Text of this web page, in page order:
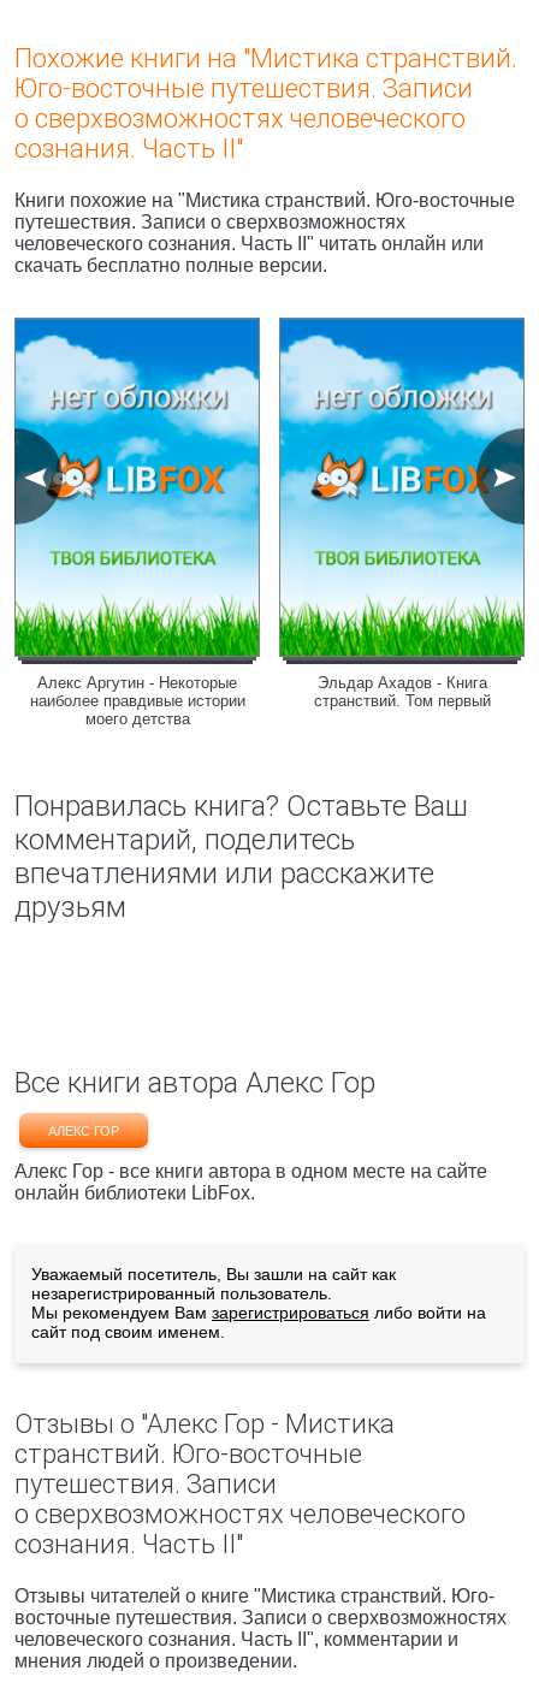
Похожие книги на "Мистика странствий.
Юго-восточные путешествия. Записи
о сверхвозможностях человеческого
сознания. Часть II"
Книги похожие на "Мистика странствий. Юго-восточные
путешествия. Записи о сверхвозможностях
человеческого сознания. Часть II" читать онлайн или
скачать бесплатно полные версии.
Алекс Аргутин - Некоторые
наиболее правдивые истории
моего детства
Эльдар Ахадов - Книга
странствий. Том первый
Понравилась книга? Оставьте Ваш
комментарий, поделитесь
впечатлениями или расскажите
друзьям
Все книги автора Алекс Гор
АЛЕКС ГОР
Алекс Гор - все книги автора в одном месте на сайте
онлайн библиотеки LibFox.
Уважаемый посетитель, Вы зашли на сайт как
незарегистрированный пользователь.
Мы рекомендуем Вам зарегистрироваться либо войти на
сайт под своим именем.
Отзывы о "Алекс Гор - Мистика
странствий. Юго-восточные
путешествия. Записи
о сверхвозможностях человеческого
сознания. Часть II"
Отзывы читателей о книге "Мистика странствий. Юго-
восточные путешествия. Записи о сверхвозможностях
человеческого сознания. Часть II", комментарии и
мнения людей о произведении.